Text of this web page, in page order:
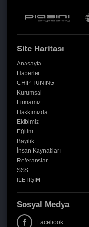
Site Haritası
Anasayfa
Haberler
CHIP TUNING
Kurumsal
Firmamız
Hakkımızda
Ekibimiz
Eğitim
Bayilik
İnsan Kaynakları
Referanslar
SSS
İLETİŞİM
Sosyal Medya
Facebook